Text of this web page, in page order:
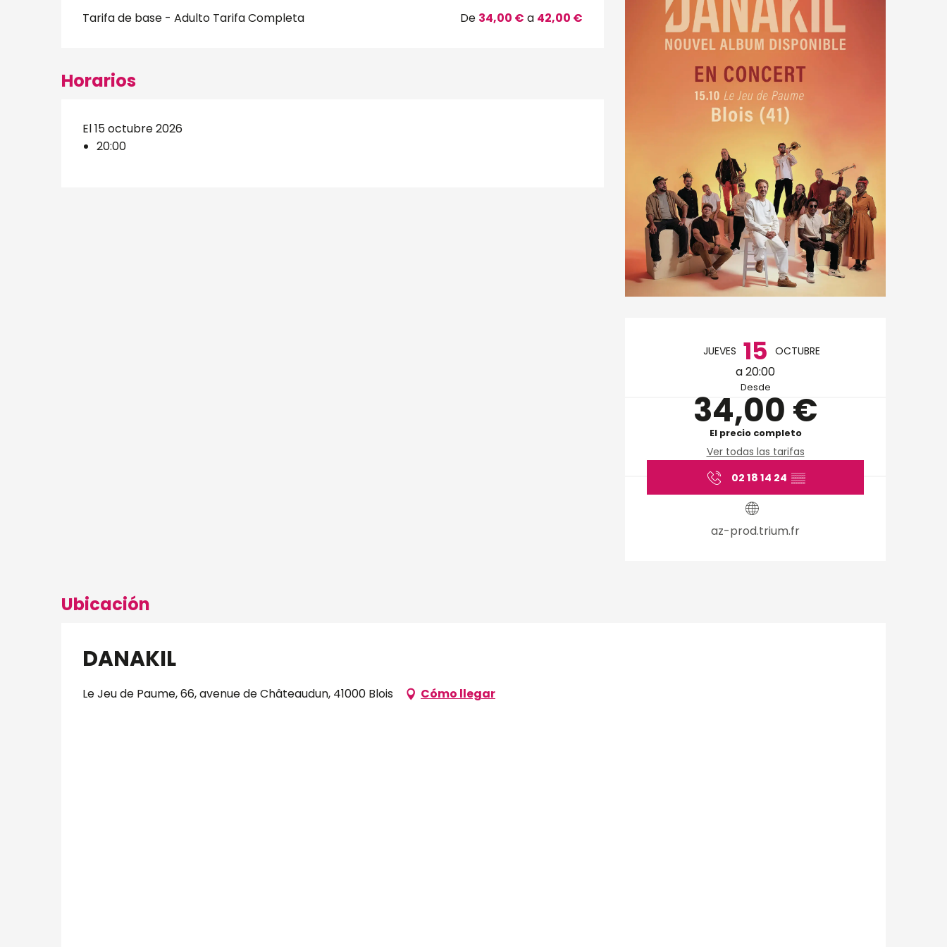
Horarios y datos de
JUEVES 15 OCTUBRE
a 20:00
Desde
34,00 €
El precio completo
Ver todas las tarifas
02 18 14 24 ▒▒
az-prod.trium.fr
Tarifa de base - Adulto Tarifa Completa De 34,00 € a 42,00 €
Horarios
El 15 octubre 2026
20:00
Ubicación
DANAKIL
Le Jeu de Paume, 66, avenue de Châteaudun, 41000 Blois Cómo llegar